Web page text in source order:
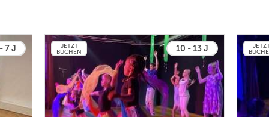
7 J
JETZT
BUCHEN
10 - 13 J